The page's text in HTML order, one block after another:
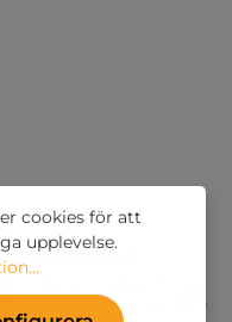
cookies för att
upplevelse.